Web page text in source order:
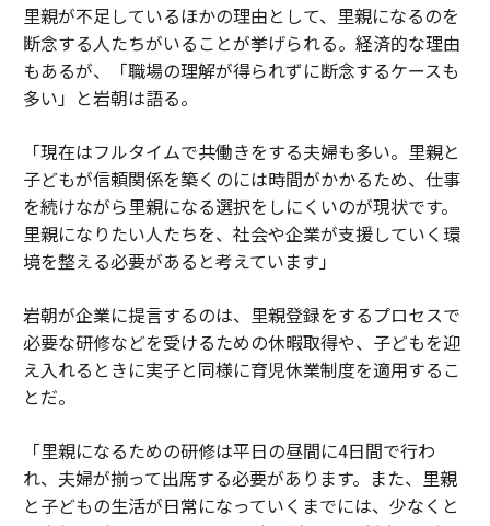
里親が不足しているほかの理由として、里親になるのを
断念する人たちがいることが挙げられる。経済的な理由
もあるが、「職場の理解が得られずに断念するケースも
多い」と岩朝は語る。
「現在はフルタイムで共働きをする夫婦も多い。里親と
子どもが信頼関係を築くのには時間がかかるため、仕事
を続けながら里親になる選択をしにくいのが現状です。
里親になりたい人たちを、社会や企業が支援していく環
境を整える必要があると考えています」
岩朝が企業に提言するのは、里親登録をするプロセスで
必要な研修などを受けるための休暇取得や、子どもを迎
え入れるときに実子と同様に育児休業制度を適用するこ
とだ。
「里親になるための研修は平日の昼間に4日間で行わ
れ、夫婦が揃って出席する必要があります。また、里親
と子どもの生活が日常になっていくまでには、少なくと